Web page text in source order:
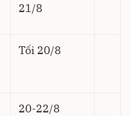
21/8
Tối 20/8
20-22/8